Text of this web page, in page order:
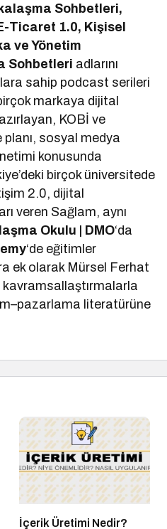
Sohbetleri,
Ticaret 1.0, Kişisel
ve Yönetim
Sohbetleri adlarını
sahip podcast serileri
markaya dijital
KOBİ ve
sosyal medya
konusunda
birçok üniversitede
2.0, dijital
veren Sağlam, aynı
Okulu | DMO‘da
‘de eğitimler
ek olarak Mürsel Ferhat
literatürüne
İçerik Üretimi Nedir?